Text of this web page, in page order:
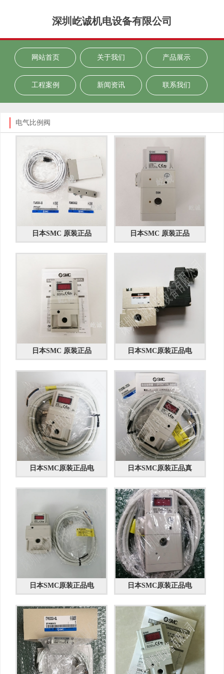
深圳屹诚机电设备有限公司
网站首页 关于我们 产品展示
工程案例 新闻资讯 联系我们
电气比例阀
日本SMC 原装正品 日本SMC 原装正品
日本SMC 原装正品 日本SMC原装正品电
日本SMC原装正品电 日本SMC原装正品真
日本SMC原装正品电 日本SMC原装正品电